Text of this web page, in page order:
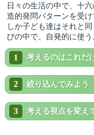
日々の生活の中で、十
造的発問パターンを受
しか子ども達はそれと
びの中で、自発的に使
1 考えるのはこれだ
2 絞り込んでみよう
3 考える視点を変え